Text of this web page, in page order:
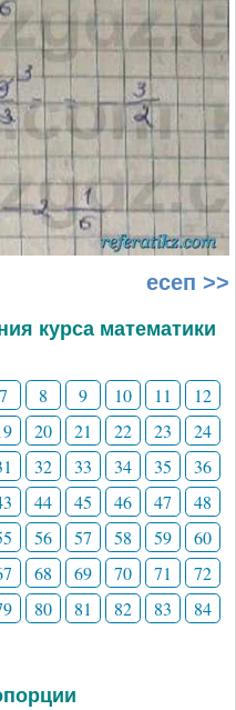
есеп >>
курса математики
7 8 9 10 11
12
20 21 22 23
24
32 33 34 35
36
44 45 46 47
48
56 57 58 59
60
68 69 70 71
72
80 81 82 83
84